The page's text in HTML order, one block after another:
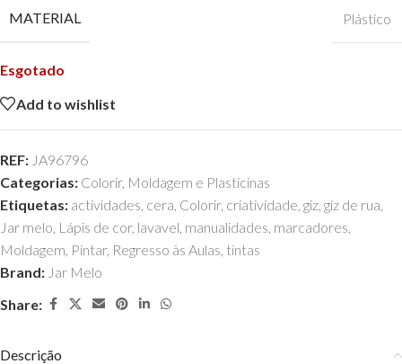
MATERIAL Plástico
Esgotado
Add to wishlist
REF: JA96796
Categorias: Colorir, Moldagem e Plasticinas
Etiquetas: actividades, cera, Colorir, criatividade, giz, giz de rua,
Jar melo, Lápis de cor, lavavel, manualidades, marcadores,
Moldagem, Pintar, Regresso às Aulas, tintas
Brand: Jar Melo
Share:
Descrição